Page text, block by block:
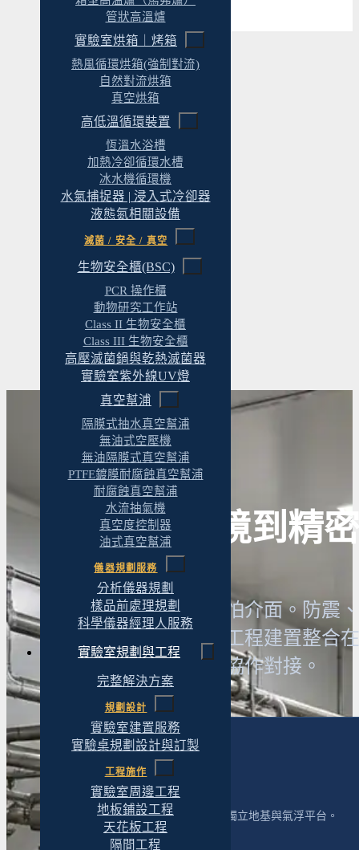
管狀高溫爐
實驗室烘箱｜烤箱
熱風循環烘箱(強制對流)
自然對流烘箱
真空烘箱
高低溫循環裝置
恆溫水浴槽
加熱冷卻循環水槽
冰水機循環機
水氣捕捉器 | 浸入式冷卻器
液態氮相關設備
滅菌 / 安全 / 真空
生物安全櫃(BSC)
PCR 操作櫃
動物研究工作站
Class II 生物安全櫃
Class III 生物安全櫃
高壓滅菌鍋與乾熱滅菌器
實驗室紫外線UV燈
真空幫浦
隔膜式抽水真空幫浦
無油式空壓機
無油隔膜式真空幫浦
PTFE鍍膜耐腐蝕真空幫浦
耐腐蝕真空幫浦
水流抽氣機
真空度控制器
油式真空幫浦
儀器規劃服務
分析儀器規劃
樣品前處理規劃
科學儀器經理人服務
實驗室規劃與工程
完整解決方案
規劃設計
實驗室建置服務
實驗桌規劃設計與訂製
工程施作
實驗室周邊工程
地板鋪設工程
天花板工程
隔間工程
完整建置範圍
從防震環境到精
物理實驗室建置最怕介面。防震
全責。原拓把這些工程建置整合
分，則與您的顧問協作對接。
防震基礎與地基
依儀器規範規劃防震基礎、獨立地基與氣浮平台。